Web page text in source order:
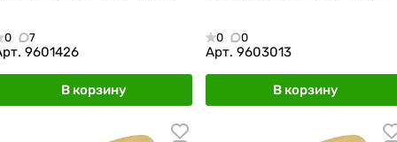
0 7
9601426
В корзину
0 0
Арт. 9603013
В корзину